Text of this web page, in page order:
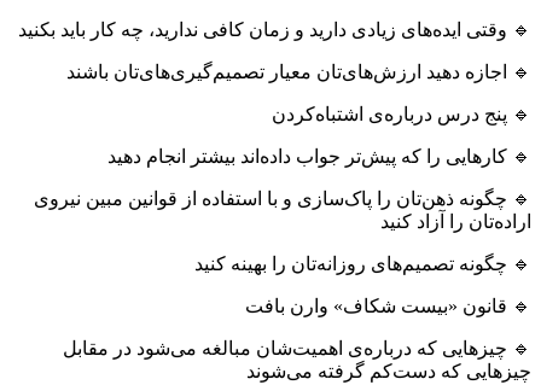
🔹 وقتی ایده‌های زیادی دارید و زمان کافی ندارید، چه کار باید بکنید
🔹 اجازه دهید ارزش‌های‌تان معیار تصمیم‌گیری‌های‌تان باشند
🔹 پنج درس درباره‌ی اشتباه‌کردن
🔹 کارهایی را که پیش‌تر جواب داده‌اند بیشتر انجام دهید
🔹 چگونه ذهن‌تان را پاک‌سازی و با استفاده از قوانین مبین نیروی
اراده‌تان را آزاد کنید
🔹 چگونه تصمیم‌های روزانه‌تان را بهینه کنید
🔹 قانون «بیست شکاف» وارن بافت
🔹 چیزهایی که درباره‌ی اهمیت‌شان مبالغه می‌شود در مقابل
چیزهایی که دست‌کم گرفته می‌شوند